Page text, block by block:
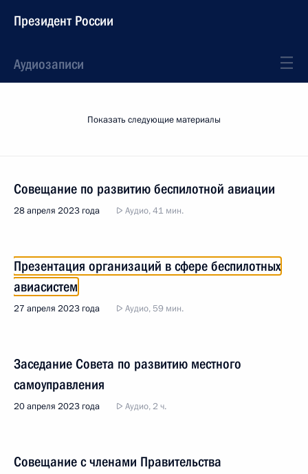
Президент России
Аудиозаписи
Показать следующие материалы
Совещание по развитию беспилотной авиации
28 апреля 2023 года Аудио, 41 мин.
Презентация организаций в сфере беспилотных
авиасистем
27 апреля 2023 года Аудио, 59 мин.
Заседание Совета по развитию местного
самоуправления
20 апреля 2023 года Аудио, 2 ч.
Совещание с членами Правительства